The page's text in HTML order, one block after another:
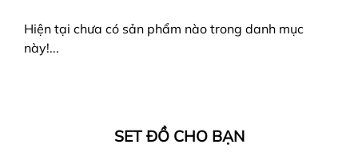
Hiện tại chưa có sản phẩm nào trong danh mục
này!...
SET ĐỒ CHO BẠN